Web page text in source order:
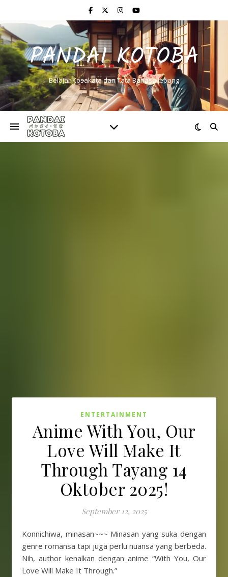
PANDAI KOTOBA
Belajar Kosakata dan Tata Bahasa Jepang
ENTERTAINMENT
Anime With You, Our
Love Will Make It
Through Tayang 14
Oktober 2025!
September 12, 2025
Konnichiwa, minasan~~~ Minasan yang suka dengan
genre romansa tapi juga perlu nuansa yang berbeda.
Nih, author kenalkan dengan anime “With You, Our
Love Will Make It Through.”